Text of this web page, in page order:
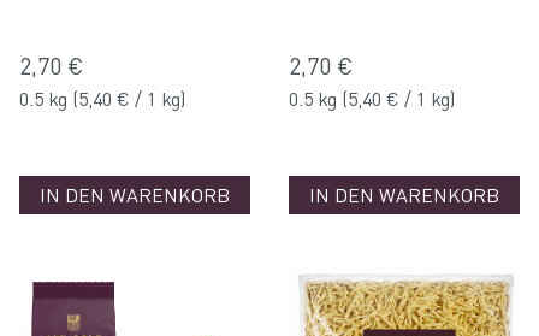
2,70 €
0.5 kg (5,40 € / 1 kg)
IN DEN WARENKORB
2,70 €
0.5 kg (5,40 € / 1 kg)
IN DEN WARENKORB